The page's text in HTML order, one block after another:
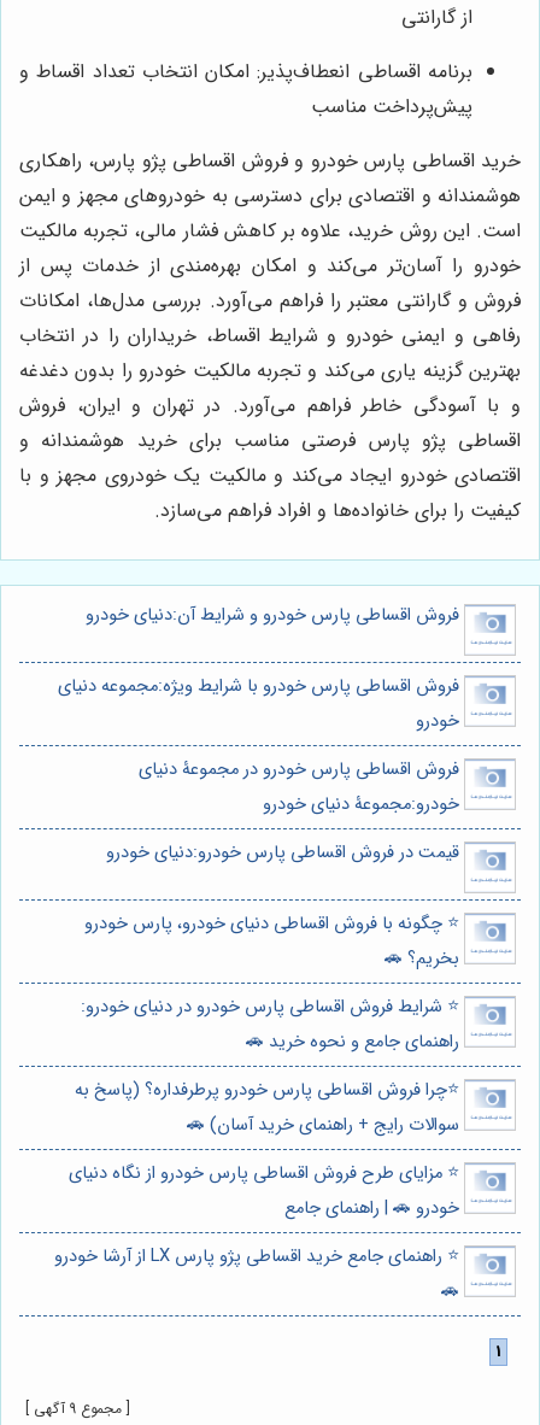
از گارانتی
برنامه اقساطی انعطاف‌پذیر: امکان انتخاب تعداد اقساط و
پیش‌پرداخت مناسب
خرید اقساطی پارس خودرو و فروش اقساطی پژو پارس، راهکاری
هوشمندانه و اقتصادی برای دسترسی به خودروهای مجهز و ایمن
است. این روش خرید، علاوه بر کاهش فشار مالی، تجربه مالکیت
خودرو را آسان‌تر می‌کند و امکان بهره‌مندی از خدمات پس از
فروش و گارانتی معتبر را فراهم می‌آورد. بررسی مدل‌ها، امکانات
رفاهی و ایمنی خودرو و شرایط اقساط، خریداران را در انتخاب
بهترین گزینه یاری می‌کند و تجربه مالکیت خودرو را بدون دغدغه
و با آسودگی خاطر فراهم می‌آورد. در تهران و ایران، فروش
اقساطی پژو پارس فرصتی مناسب برای خرید هوشمندانه و
اقتصادی خودرو ایجاد می‌کند و مالکیت یک خودروی مجهز و با
کیفیت را برای خانواده‌ها و افراد فراهم می‌سازد.
فروش اقساطی پارس خودرو و شرایط آن:دنیای خودرو
فروش اقساطی پارس خودرو با شرایط ویژه:مجموعه دنیای
خودرو
فروش اقساطی پارس خودرو در مجموعۀ دنیای
خودرو:مجموعۀ دنیای خودرو
قیمت در فروش اقساطی پارس خودرو:دنیای خودرو
⭐️ چگونه با فروش اقساطی دنیای خودرو، پارس خودرو
بخریم؟ 🚗
⭐️ شرایط فروش اقساطی پارس خودرو در دنیای خودرو:
راهنمای جامع و نحوه خرید 🚗
⭐️چرا فروش اقساطی پارس خودرو پرطرفداره؟ (پاسخ به
سوالات رایج + راهنمای خرید آسان) 🚗
⭐️ مزایای طرح فروش اقساطی پارس خودرو از نگاه دنیای
خودرو 🚗 | راهنمای جامع
⭐️ راهنمای جامع خرید اقساطی پژو پارس LX از آرشا خودرو
🚗
[ مجموع 9 آگهی ]